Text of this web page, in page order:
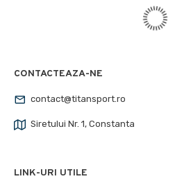
CONTACTEAZA-NE
contact@titansport.ro
Siretului Nr. 1, Constanta
LINK-URI UTILE